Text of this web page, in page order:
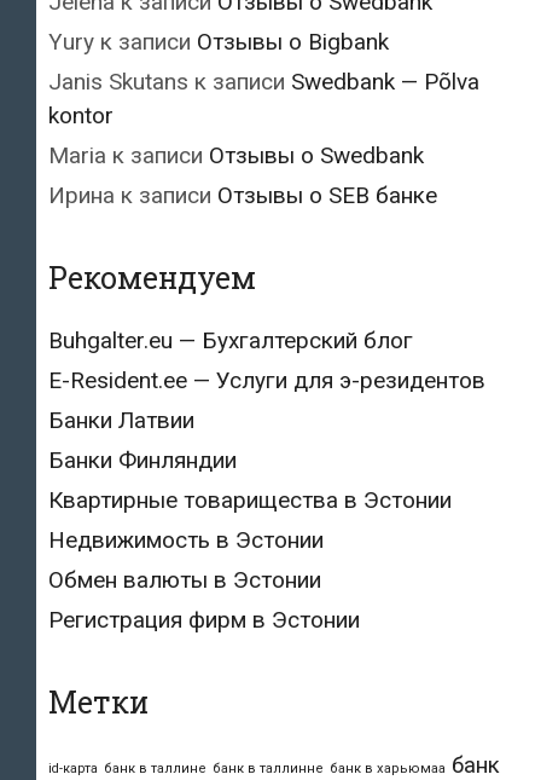
Yury к записи Отзывы о Bigbank
Janis Skutans к записи Swedbank — Põlva
kontor
Maria к записи Отзывы о Swedbank
Ирина к записи Отзывы о SEB банке
Рекомендуем
Buhgalter.eu — Бухгалтерский блог
E-Resident.ee — Услуги для э-резидентов
Банки Латвии
Банки Финляндии
Квартирные товарищества в Эстонии
Недвижимость в Эстонии
Обмен валюты в Эстонии
Регистрация фирм в Эстонии
Метки
id-карта банк в таллине банк в таллинне банк в харьюмаа банк